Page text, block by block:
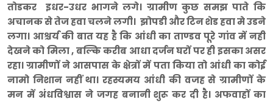
तोडकर इधर-उधर भागने लगे। ग्रामीण कुछ समझ पाते कि
अचानक से तेज हवा चलने लगी। झोपडी और टिन शेड हवा मे उडने
लगा। आश्चर्य की बात यह है कि आंधी का ताण्डव पूरे गांव में नही
देखने को मिला , बल्कि करीब आधा दर्जन घरों पर ही इसका असर
रहा। ग्रामीणों ने आसपास के क्षेत्रों में पता किया तो आंधी का कोई
नामो निशान नहीं था। रहस्यमय आंधी की वजह से ग्रामीणों के
मन में अंधविश्वास ने जगह बनानी शुरू कर दी है। अफवाहों का